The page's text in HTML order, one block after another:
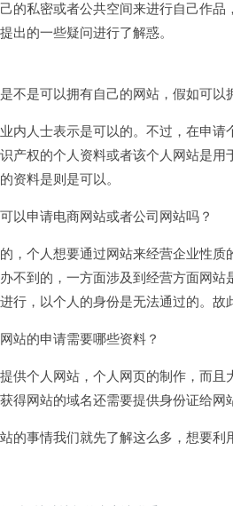
的私密或者公共空间来进行自己作
出的一些疑问进行了解惑。
不是可以拥有自己的网站，假如可以
内人士表示是可以的。不过，在申
产权的个人资料或者该个人网站是
资料是则是可以。
以申请电商网站或者公司网站吗？
，个人想要通过网站来经营企业性
不到的，一方面涉及到经营方面网
行，以个人的身份是无法通过的。故
站的申请需要哪些资料？
供个人网站，个人网页的制作，而
得网站的域名还需要提供身份证给网
的事情我们就先了解这么多，想要